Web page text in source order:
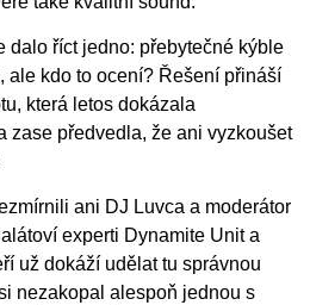
dalo říct jedno: přebytečné kýble
ale kdo to ocení? Řešení přináší
která letos dokázala
zase předvedla, že ani vyzkoušet
ani DJ Luvca a moderátor
experti Dynamite Unit a
už dokáží udělat tu správnou
nezakopal alespoň jednou s